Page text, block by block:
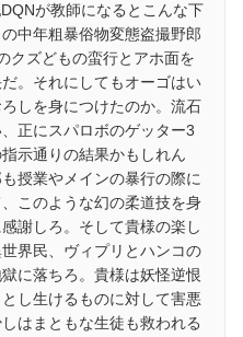
が教師になるとこんな下
中年粗暴俗物変態盗撮野郎
クズどもの蛮行とアホ面を
。それにしてもオーゴはい
しを身につけたのか。流石
正にスパロボのゲッター3
示通りの結果かもしれん
授業やメインの暴行の際に
このような幻の柔道技を身
謝しろ。そして貴様の楽し
界民、ヴィプリとハンコの
に落ちろ。貴様は妖怪逆恨
し生けるものに対して害悪
はまともな生徒も救われる